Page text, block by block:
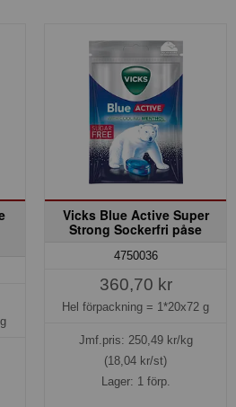
Vicks Blue Active Super
Strong Sockerfri påse
4750036
360,70 kr
Hel förpackning = 1*20x72 g
Jmf.pris: 250,49kr/kg
(18,04 kr/st)
Lager: 1 förp.